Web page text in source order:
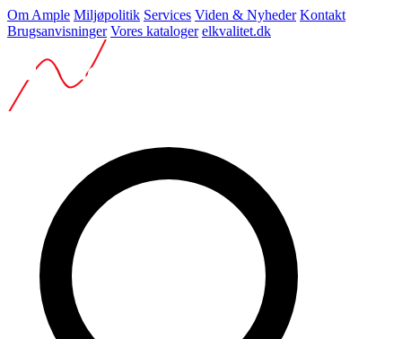
Om Ample Miljøpolitik Services Viden & Nyheder Kontakt
Brugsanvisninger Vores kataloger elkvalitet.dk